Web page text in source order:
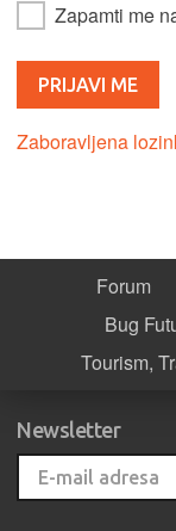
Zapamti me
Zaboravljena
Forum
Bug
Tourism,
Newsletter